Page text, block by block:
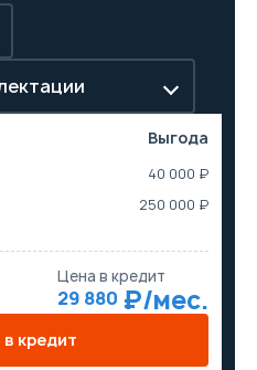
Выгода
40 000 ₽
250 000 ₽
Цена в кредит
29 880
в кредит